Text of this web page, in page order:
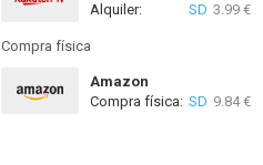
Alquiler:
SD 3.99 €
Compra física
Amazon
Compra física: SD 9.84 €